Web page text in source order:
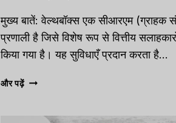
बहुत
कुछ
[2023]
मुख्य बातें: वेल्थबॉक्स एक सीआरएम (ग्राहक
प्रणाली है जिसे विशेष रूप से वित्तीय
किया गया है। यह सुविधाएँ प्रदान करता है…
और पढ़ेंवेल्थबॉक्स